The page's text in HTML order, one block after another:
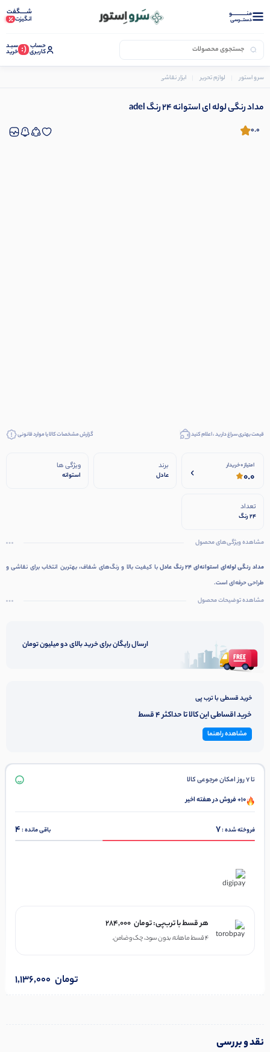
منــــــــــــو
دستــرسی
شـــــگفت
انگیزت
حساب
کاربری (: سبـد
خرید
سرو استور لوازم تحریر ابزار نقاشی و رنگ آمیزی
مداد رنگی لوله ای استوانه 24 رنگ adel
0.0
قیمت بهتری سراغ دارید ، اعلام کنید گزارش مشخصات کالا یا موارد قانونی
امتیاز 0 خریدار
0.0
برند
عادل
ویژگی ها
استوانه
تعداد
24 رنگ
مشاهده ویژگی‌های محصول
مداد رنگی لوله‌ای استوانه‌ای 24 رنگ عادل
با کیفیت بالا و رنگ‌های شفاف، بهترین انتخاب برای نقاشی و
طراحی حرفه‌ای است.
مشاهده توضیحات محصول
ارسال رایگان برای خرید بالای دو میلیون تومان
خرید قسطی با ترب پی
خرید اقساطی این کالا تا حداکثر 4 قسط
مشاهده راهنما
تا 7 روز امکان مرجوعی کالا
10+ فروش در هفته اخیر
فروخته شده :7 باقی مانده :4
هر قسط با ترب‌پی: 284,000 تومان
۴ قسط ماهانه. بدون سود، چک و ضامن.
1,136,000 تومان
نقد و بررسی